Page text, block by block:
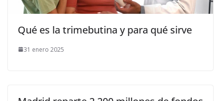
Qué es la trimebutina y para qué sirve
31 enero 2025